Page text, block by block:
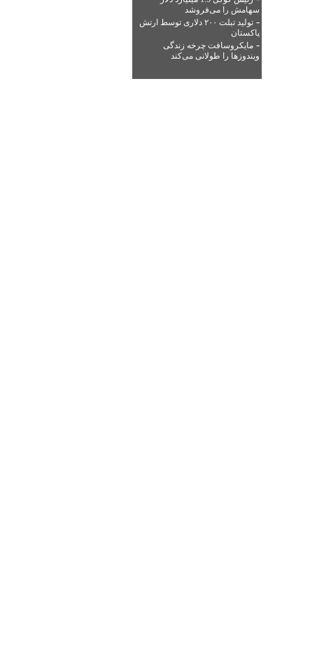
سهامش را می‌فروشد
-
تولید تبلت ۲۰۰ دلاری توسط ارتش
پاکستان
-مایکروسافت چرخه زندگی
ویندوزها را طولانی می‌کند